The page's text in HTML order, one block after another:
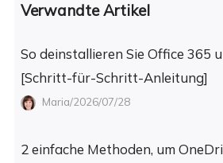
Verwandte Artikel
So deinstallieren Sie Office 365
[Schritt-für-Schritt-Anleitung]
Maria/2026/07/28
2 einfache Methoden, um